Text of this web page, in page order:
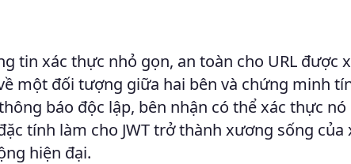
tin xác thực nhỏ gọn, an toàn cho URL được
một đối tượng giữa hai bên và chứng minh
báo độc lập, bên nhận có thể xác thực nó
tính làm cho JWT trở thành xương sống của
hiện đại.